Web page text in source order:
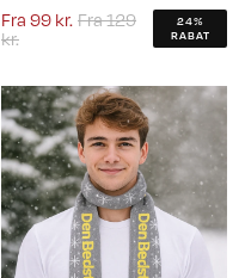
Fra 99 kr. Fra129
kr.
24%
RABAT